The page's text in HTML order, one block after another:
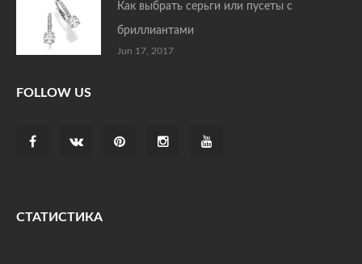
Как выбрать серьги или пусеты с
бриллиантами
Jun 17, 2017
FOLLOW US
СТАТИСТИКА